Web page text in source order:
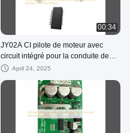
00:34
JY02A CI pilote de moteur avec
circuit intégré pour la conduite de
moteurs sans capteur sans balai en
April 24, 2025